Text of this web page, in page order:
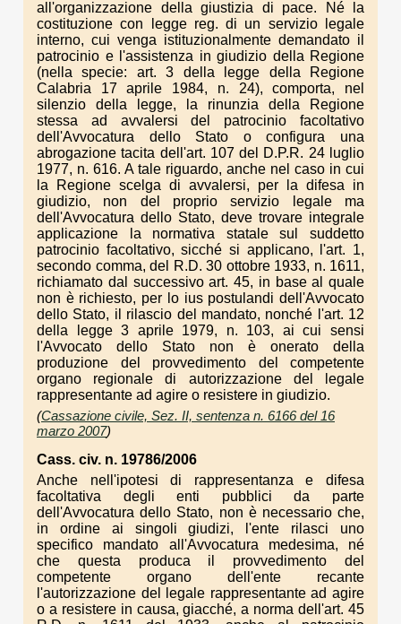
all'organizzazione della giustizia di pace. Né la
costituzione con legge reg. di un servizio legale
interno, cui venga istituzionalmente demandato il
patrocinio e l'assistenza in giudizio della Regione
(nella specie: art. 3 della legge della Regione
Calabria 17 aprile 1984, n. 24), comporta, nel
silenzio della legge, la rinunzia della Regione
stessa ad avvalersi del patrocinio facoltativo
dell'Avvocatura dello Stato o configura una
abrogazione tacita dell'art. 107 del D.P.R. 24 luglio
1977, n. 616. A tale riguardo, anche nel caso in cui
la Regione scelga di avvalersi, per la difesa in
giudizio, non del proprio servizio legale ma
dell'Avvocatura dello Stato, deve trovare integrale
applicazione la normativa statale sul suddetto
patrocinio facoltativo, sicché si applicano, l'art. 1,
secondo comma, del R.D. 30 ottobre 1933, n. 1611,
richiamato dal successivo art. 45, in base al quale
non è richiesto, per lo ius postulandi dell'Avvocato
dello Stato, il rilascio del mandato, nonché l'art. 12
della legge 3 aprile 1979, n. 103, ai cui sensi
l'Avvocato dello Stato non è onerato della
produzione del provvedimento del competente
organo regionale di autorizzazione del legale
rappresentante ad agire o resistere in giudizio.
(Cassazione civile, Sez. II, sentenza n. 6166 del 16
marzo 2007)
Cass. civ. n. 19786/2006
Anche nell'ipotesi di rappresentanza e difesa
facoltativa degli enti pubblici da parte
dell'Avvocatura dello Stato, non è necessario che,
in ordine ai singoli giudizi, l'ente rilasci uno
specifico mandato all'Avvocatura medesima, né
che questa produca il provvedimento del
competente organo dell'ente recante
l'autorizzazione del legale rappresentante ad agire
o a resistere in causa, giacché, a norma dell'art. 45